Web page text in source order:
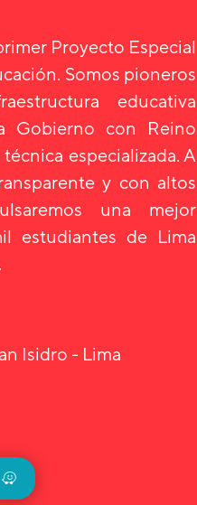
Proyecto Especial
Somos pioneros
educativa
Gobierno con Reino
especializada. A
y con altos
una mejor
estudiantes de Lima
Isidro - Lima